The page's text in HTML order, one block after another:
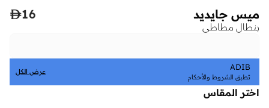
ميس جايديد
بنطال مطاطي
16
ADIB
تطبق الشروط والأحكام
عرض الكل
اختر المقاس